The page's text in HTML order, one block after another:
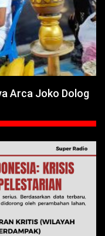
Arca Joko Dolog